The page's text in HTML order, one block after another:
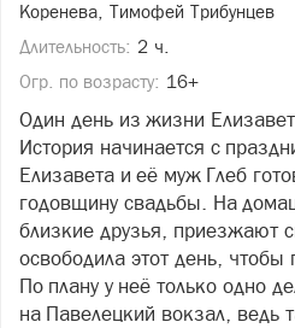
Коренева, Тимофей Трибунцев
Длительность: 2 ч.
Огр. по возрасту: 16+
Один день из жизни
История начинается с
Елизавета и её муж Глеб
годовщину свадьбы. На
близкие друзья, приезжают
освободила этот день, чтобы
По плану у неё только одно
на Павелецкий вокзал, ведь